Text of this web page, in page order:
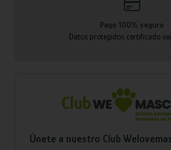
Pago 100% seguro
Datos protegidos certificado
Únete a nuestro Club